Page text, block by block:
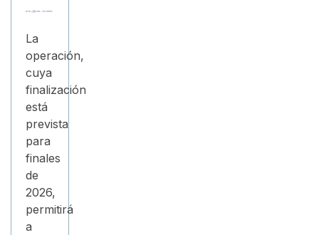
La
operación,
cuya
finalización
está
prevista
para
finales
de
2026,
permitirá
a